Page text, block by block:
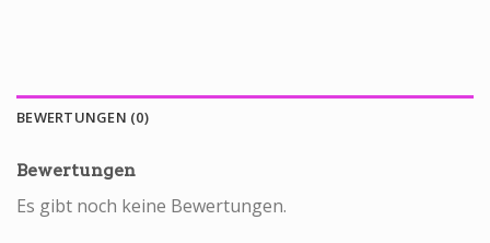
BEWERTUNGEN (0)
Bewertungen
Es gibt noch keine Bewertungen.